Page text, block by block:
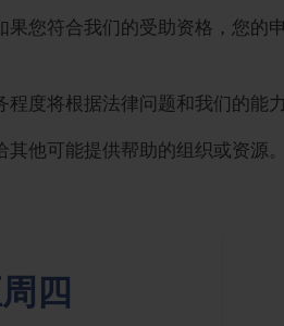
您符合我们的受助资格，您的
度将根据法律问题和我们的能
他可能提供帮助的组织或资源。
四